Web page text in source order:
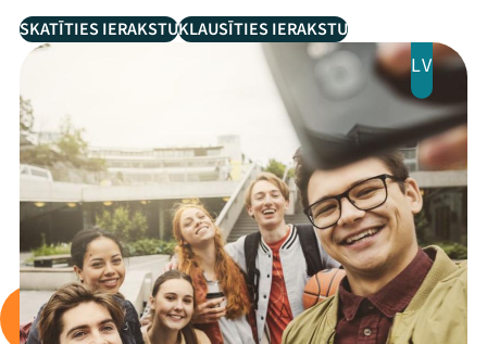
SKATĪTIES IERAKSTUKLAUSĪTIES IERAKSTU
LV